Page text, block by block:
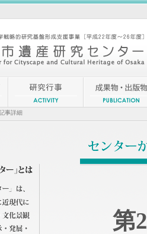
事詳細
第